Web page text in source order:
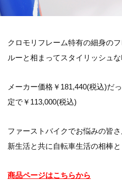
クロモリフレーム特有の細身の
ルーと相まってスタイリッシュな
メーカー価格￥181,440(税込)だ
定で￥113,000(税込)
ファーストバイクでお悩みの皆さ
新生活と共に自転車生活の相棒と
商品ページはこちらから